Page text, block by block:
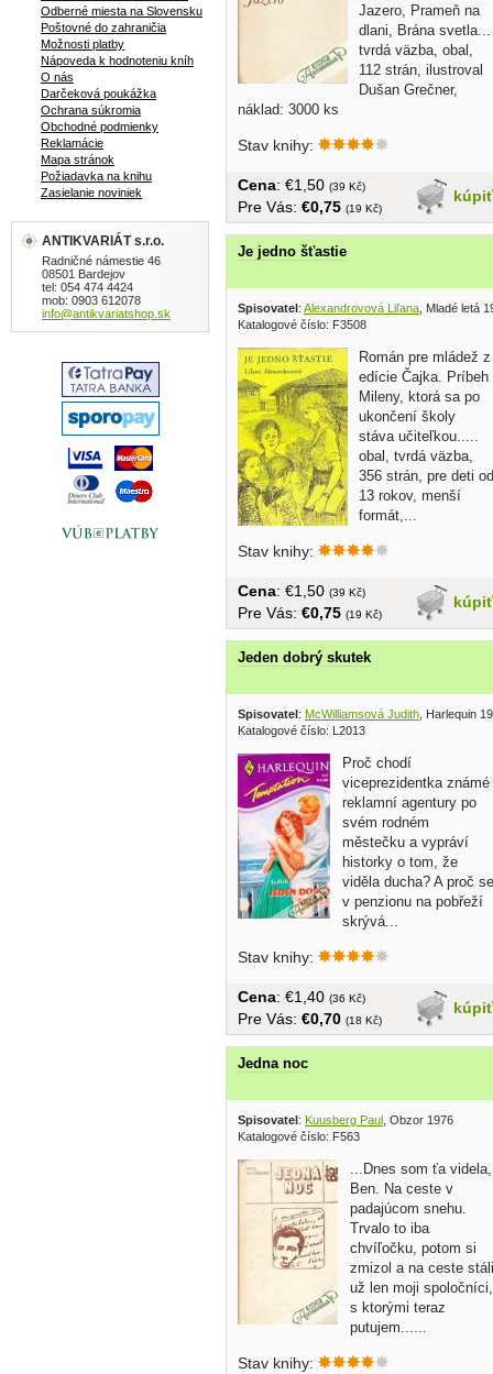
Jazero, Prameň na
dlani, Brána svetla...
tvrdá väzba, obal,
112 strán, ilustroval
Dušan Grečner,
náklad: 3000 ks
Stav knihy:
kúpiť
Cena: €1,50 (39 Kč)
Pre Vás: €0,75 (19 Kč)
Je jedno šťastie
Spisovatel: Alexandrovová Liľana , Mladé letá
Katalogové číslo: F3508
Román pre mládež z
edície Čajka. Príbeh
Mileny, ktorá sa po
ukončení školy
stáva učiteľkou.....
obal, tvrdá väzba,
356 strán, pre deti od
13 rokov, menší
formát,...
Stav knihy:
kúpiť
Cena: €1,50 (39 Kč)
Pre Vás: €0,75 (19 Kč)
Jeden dobrý skutek
Spisovatel: McWilliamsová Judith , Harlequin
Katalogové číslo: L2013
Proč chodí
viceprezidentka známé
reklamní agentury po
svém rodném
městečku a vypráví
historky o tom, že
viděla ducha? A proč se
v penzionu na pobřeží
skrývá...
Stav knihy:
kúpiť
Cena: €1,40 (36 Kč)
Pre Vás: €0,70 (18 Kč)
Jedna noc
Spisovatel: Kuusberg Paul , Obzor 1976
Katalogové číslo: F563
...Dnes som ťa videla,
Ben. Na ceste v
padajúcom snehu.
Trvalo to iba
chvíľočku, potom si
zmizol a na ceste stáli
už len moji spoločníci,
s ktorými teraz
putujem......
Stav knihy:
Odberné miesta na Slovensku
Poštovné do zahraničia
Možnosti platby
Nápoveda k hodnoteniu kníh
O nás
Darčeková poukážka
Ochrana súkromia
Obchodné podmienky
Reklamácie
Mapa stránok
Požiadavka na knihu
Zasielanie noviniek
ANTIKVARIÁT s.r.o.
Radničné námestie 46
08501 Bardejov
tel: 054 474 4424
mob: 0903 612078
info@antikvariatshop.sk